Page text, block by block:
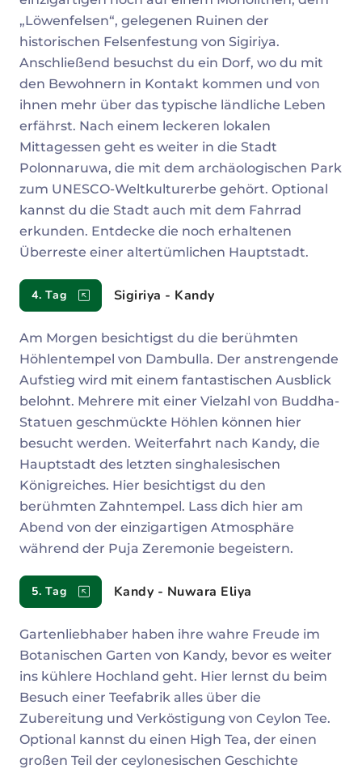
„Löwenfelsen“, gelegenen Ruinen der
historischen Felsenfestung von Sigiriya.
Anschließend besuchst du ein Dorf, wo du mit
den Bewohnern in Kontakt kommen und von
ihnen mehr über das typische ländliche Leben
erfährst. Nach einem leckeren lokalen
Mittagessen geht es weiter in die Stadt
Polonnaruwa, die mit dem archäologischen Park
zum UNESCO-Weltkulturerbe gehört. Optional
kannst du die Stadt auch mit dem Fahrrad
erkunden. Entdecke die noch erhaltenen
Überreste einer altertümlichen Hauptstadt.
4. Tag Sigiriya - Kandy
Am Morgen besichtigst du die berühmten
Höhlentempel von Dambulla. Der anstrengende
Aufstieg wird mit einem fantastischen Ausblick
belohnt. Mehrere mit einer Vielzahl von Buddha-
Statuen geschmückte Höhlen können hier
besucht werden. Weiterfahrt nach Kandy, die
Hauptstadt des letzten singhalesischen
Königreiches. Hier besichtigst du den
berühmten Zahntempel. Lass dich hier am
Abend von der einzigartigen Atmosphäre
während der Puja Zeremonie begeistern.
5. Tag Kandy - Nuwara Eliya
Gartenliebhaber haben ihre wahre Freude im
Botanischen Garten von Kandy, bevor es weiter
ins kühlere Hochland geht. Hier lernst du beim
Besuch einer Teefabrik alles über die
Zubereitung und Verköstigung von Ceylon Tee.
Optional kannst du einen High Tea, der einen
großen Teil der ceylonesischen Geschichte